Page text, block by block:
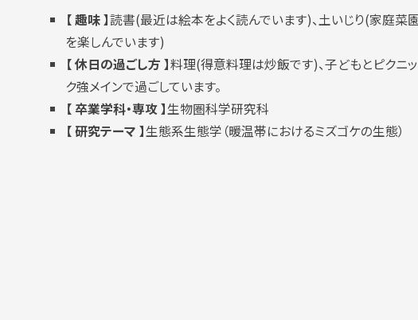
【 趣味 】読書(最近は絵本をよく読んでいます)、土いじり(家庭菜
を楽しんでいます)
【 休日の過ごし方 】料理(得意料理は炒飯です)、子どもとピクニッ
ク強メインで過ごしています。
【 卒業学科・専攻 】生物圏科学研究科
【 研究テーマ 】生態系生態学（暖温帯におけるミズゴケの生態）